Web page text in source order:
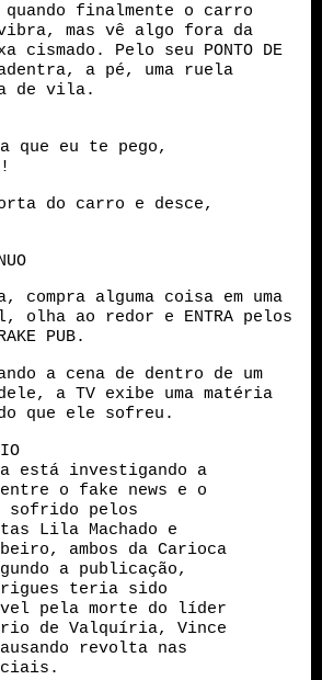
finalmente o carro
mas vê algo fora da
cismado. Pelo seu PONTO DE
a pé, uma ruela
de vila.
que eu te pego,
do carro e desce,
compra alguma coisa em uma
olha ao redor e ENTRA pelos
PUB.
a cena de dentro de um
a TV exibe uma matéria
que ele sofreu.
está investigando a
o fake news e o
sofrido pelos
Lila Machado e
ambos da Carioca
a publicação,
teria sido
pela morte do líder
de Valquíria, Vince
revolta nas